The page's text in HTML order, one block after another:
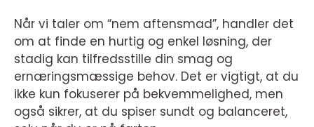
Når vi taler om “nem aftensmad”, handler det
om at finde en hurtig og enkel løsning, der
stadig kan tilfredsstille din smag og
ernæringsmæssige behov. Det er vigtigt, at du
ikke kun fokuserer på bekvemmelighed, men
også sikrer, at du spiser sundt og balanceret,